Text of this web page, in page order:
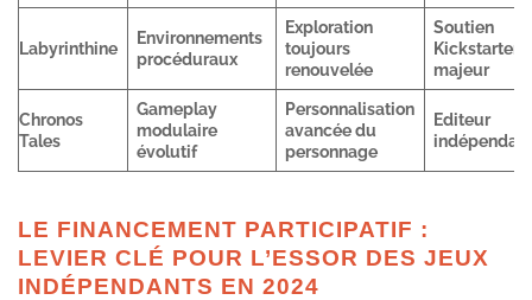
Labyrinthine
Environnements
procéduraux
Exploration
toujours
renouvelée
Soutien
Kickstarter
majeur
Chronos
Tales
Gameplay
modulaire
évolutif
Personnalisation
avancée du
personnage
Editeur
LE FINANCEMENT PARTICIPATIF :
LEVIER CLÉ POUR L’ESSOR DES JEUX
INDÉPENDANTS EN 2024